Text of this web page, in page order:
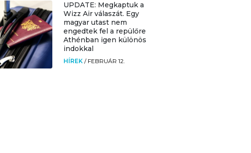
UPDATE: Megkaptuk a
Wizz Air válaszát. Egy
magyar utast nem
engedtek fel a repülőre
Athénban igen különös
indokkal
HÍREK / FEBRUÁR 12.